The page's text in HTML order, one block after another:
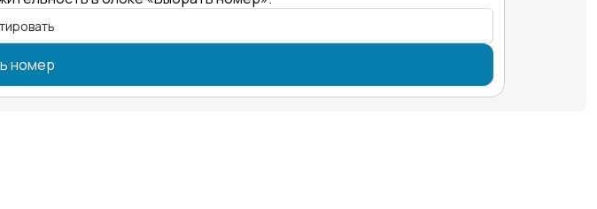
номер